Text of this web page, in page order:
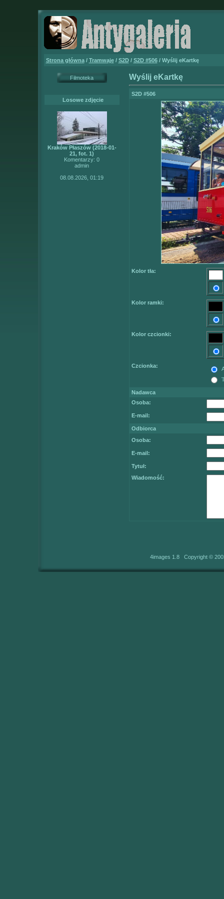
Strona główna/ Tramwaje/ S2D/ S2D #506/ Wyślij eKartkę
Filmoteka
Losowe zdjęcie
Kraków Płaszów (2018-01-
21, fot. 1)
Komentarzy: 0
admin
08.08.2026, 01:19
Wyślij eKartkę
S2D #506
Kolor tła:
Kolor ramki:
Kolor czcionki:
Czcionka:
Nadawca
Osoba:
E-mail:
Odbiorca
Osoba:
E-mail:
Tytuł:
Wiadomość:
4images 1.8 Copyright ©